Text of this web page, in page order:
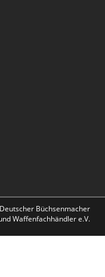
Büchsenmacher
Waffenfachhändler e.V.